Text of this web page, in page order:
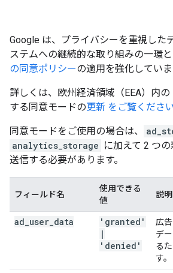
Google は、プライバシーを重視した
ステムへの継続的な取り組みの一環と
の同意ポリシーの適用を強化していま
詳しくは、欧州経済領域（EEA）内
する同意モードの更新 をご覧くださ
同意モードをご使用の場合は、
analytics_storage に加えて 2 つ
送信する必要があります。
フィールド名
使用できる
値
説明
ad user data
'granted'
|
'denied'
広
デ
る
す。